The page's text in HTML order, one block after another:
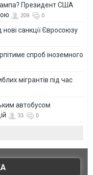
Президент США
209 0
санкції Євросоюзу
спроб іноземного
мігрантів під час
автобусом
33 0